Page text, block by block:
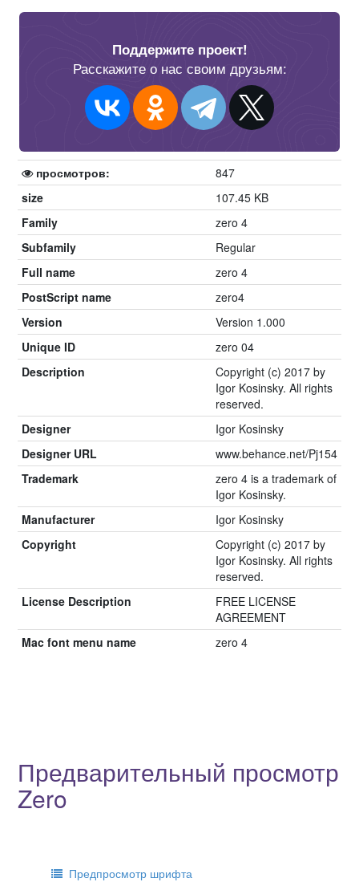
Поддержите проект!
Расскажите о нас своим друзьям:
просмотров:
847
size
107.45 KB
Family
zero 4
Subfamily
Regular
Full name
zero 4
PostScript name
zero4
Version
Version 1.000
Unique ID
zero 04
Description
Copyright (c) 2017 by
Igor Kosinsky. All rights
reserved.
Designer
Igor Kosinsky
Designer URL
www.behance.net/Pj154
Trademark
zero 4 is a trademark of
Igor Kosinsky.
Manufacturer
Igor Kosinsky
Copyright
Copyright (c) 2017 by
Igor Kosinsky. All rights
reserved.
License Description
FREE LICENSE
AGREEMENT
Mac font menu name
zero 4
Предварительный просмотр
Zero
Предпросмотр шрифта